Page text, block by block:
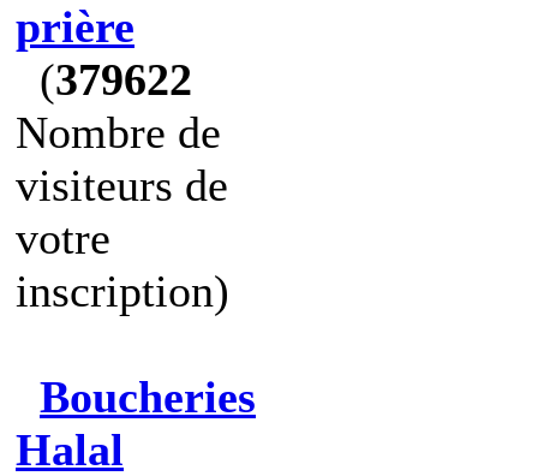
prière
(379622
Nombre de
visiteurs de
votre
inscription)
Boucheries
Halal